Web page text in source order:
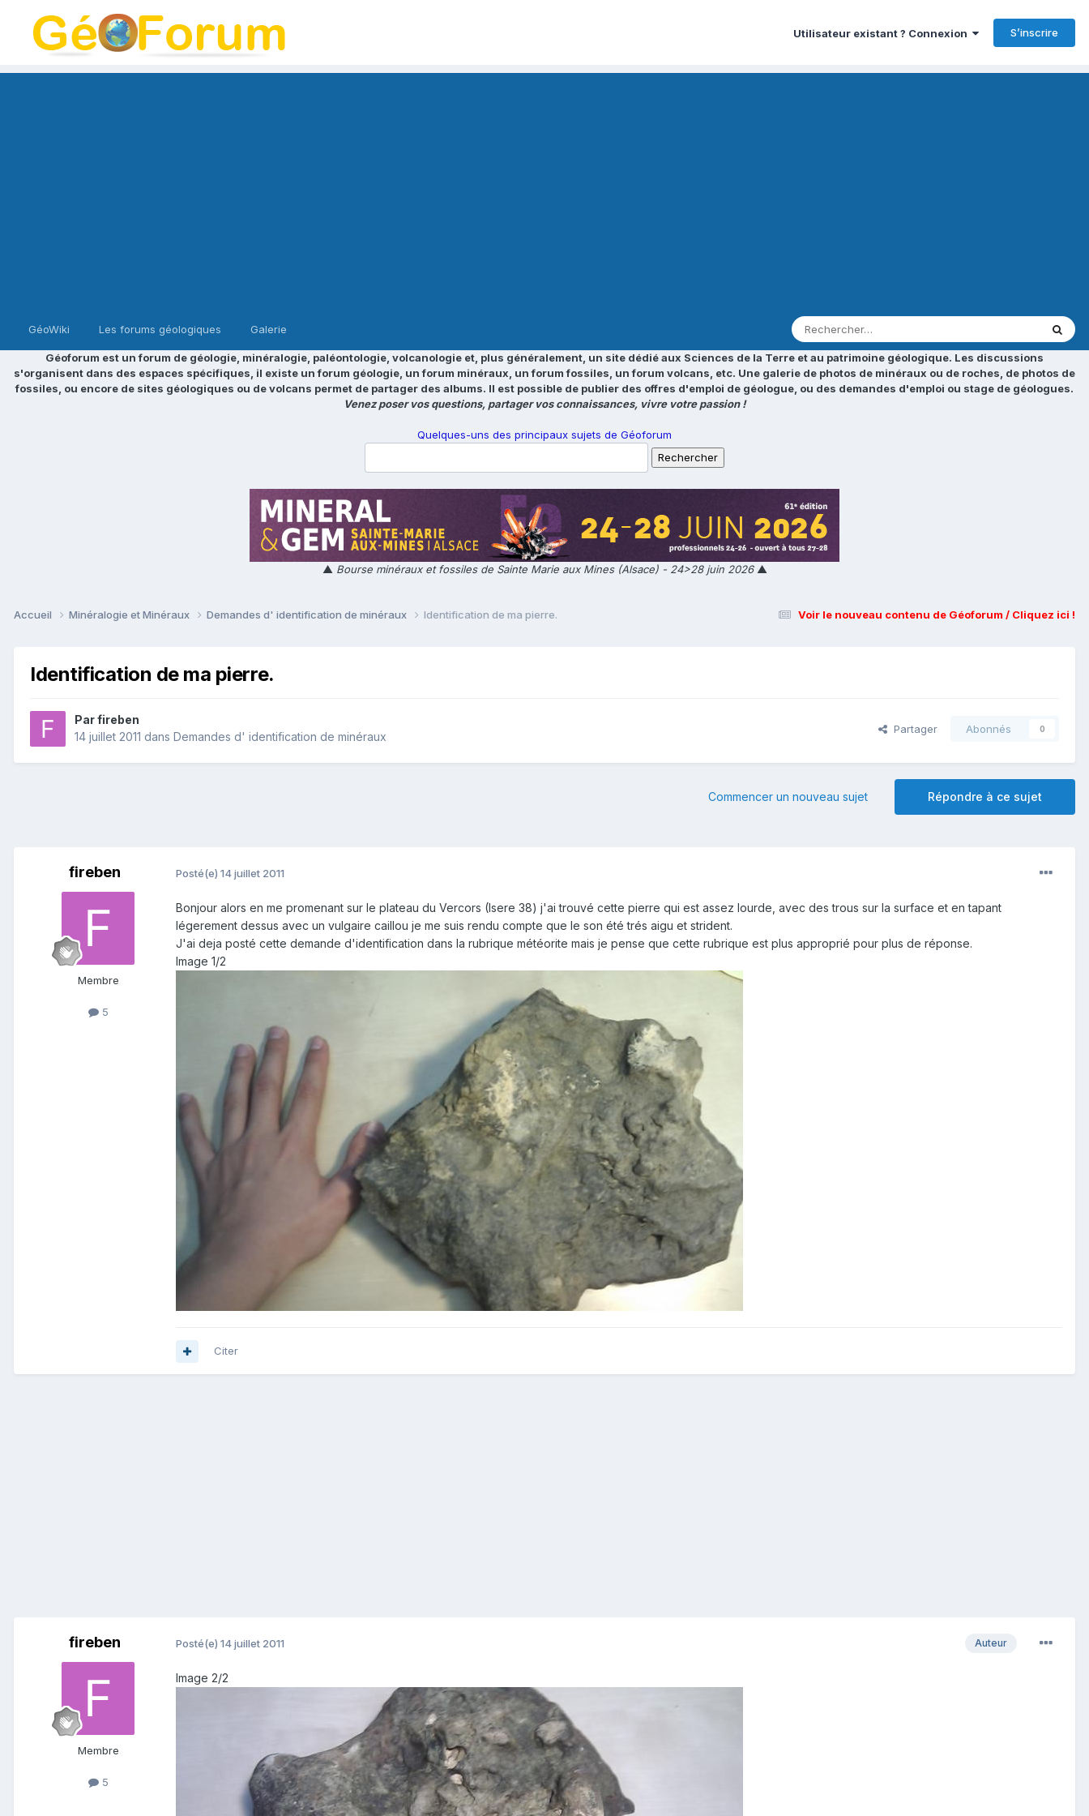
Utilisateur existant ? Connexion S’inscrire
GéoWiki Les forums géologiques Galerie
Géoforum est un forum de géologie, minéralogie, paléontologie, volcanologie et, plus généralement, un site dédié aux Sciences de la Terre et au patrimoine géologique. Les discussions
s'organisent dans des espaces spécifiques, il existe un forum géologie, un forum minéraux, un forum fossiles, un forum volcans, etc. Une galerie de photos de minéraux ou de roches, de photos de
fossiles, ou encore de sites géologiques ou de volcans permet de partager des albums. Il est possible de publier des offres d'emploi de géologue, ou des demandes d'emploi ou stage de géologues.
Venez poser vos questions, partager vos connaissances, vivre votre passion !
Quelques-uns des principaux sujets de Géoforum
▲ Bourse minéraux et fossiles de Sainte Marie aux Mines (Alsace) - 24>28 juin 2026▲
Voir le nouveau contenu de Géoforum / Cliquez ici !
Accueil Minéralogie et Minéraux Demandes d' identification de minéraux Identification de ma pierre.
Identification de ma pierre.
Parfireben
14 juillet 2011 dans Demandes d' identification de minéraux
Partager Abonnés 0
Répondre à ce sujet
Commencer un nouveau sujet
fireben
Membre
5
Posté(e) 14 juillet 2011
Bonjour alors en me promenant sur le plateau du Vercors (Isere 38) j'ai trouvé cette pierre qui est assez lourde, avec des trous sur la surface et en tapant
légerement dessus avec un vulgaire caillou je me suis rendu compte que le son été trés aigu et strident.
J'ai deja posté cette demande d'identification dans la rubrique météorite mais je pense que cette rubrique est plus approprié pour plus de réponse.
Image 1/2
Citer
fireben
Membre
5
Auteur
Posté(e) 14 juillet 2011
Image 2/2